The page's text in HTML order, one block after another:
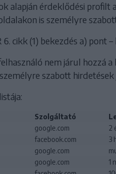
alapján érdeklődési profilt
is személyre
6. cikk (1) bekezdés a) pont
nem járul hozzá
szabott
Szolgáltató
google.com 2
facebook.com 3
google.com
google.com 1